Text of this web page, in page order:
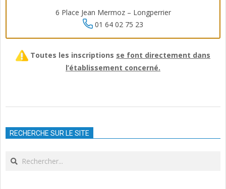
6 Place Jean Mermoz – Longperrier
01 64 02 75 23
Toutes les inscriptions se font directement dans
l’établissement concerné.
14RECHERCHE SUR LE SITE
Search